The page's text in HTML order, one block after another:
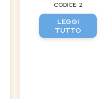
CODICE: 2
LEGGI
TUTTO